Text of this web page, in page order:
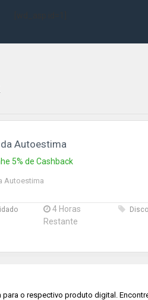
da Autoestima
5% de Cashback
Autoestima
4 Horas
Restante
o respectivo produto digital.